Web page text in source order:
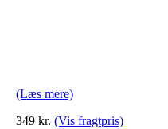
(Læs mere)
349 kr. (Vis fragtpris)